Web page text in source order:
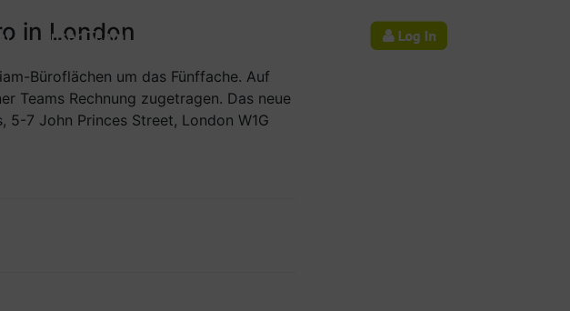
Unser Team Log in
in London
Büroflächen um das Fünffache. Auf
Teams Rechnung zugetragen. Das neue
7 John Princes Street, London W1G